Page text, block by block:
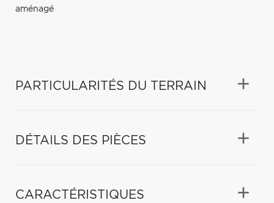
aménagé
PARTICULARITÉS DU TERRAIN
DÉTAILS DES PIÈCES
CARACTÉRISTIQUES